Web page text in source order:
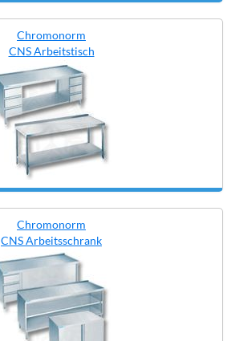
Chromonorm
CNS Arbeitstisch
Chromonorm
CNS Arbeitsschrank